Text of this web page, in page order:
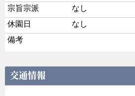
宗旨宗派
なし
休園日
なし
備考
交通情報